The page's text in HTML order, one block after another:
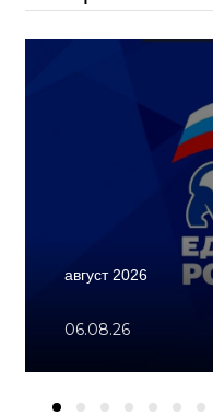
август 2026
06.08.26